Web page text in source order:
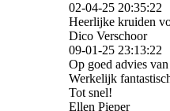
02-04-25 20:35:22
Heerlijke kruiden
Dico Verschoor
09-01-25 23:13:22
Op goed advies
Werkelijk
Tot snel!
Ellen Pieper